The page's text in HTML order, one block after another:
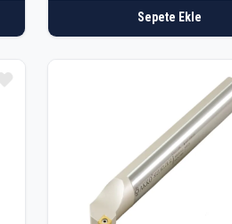
Sepete Ekle